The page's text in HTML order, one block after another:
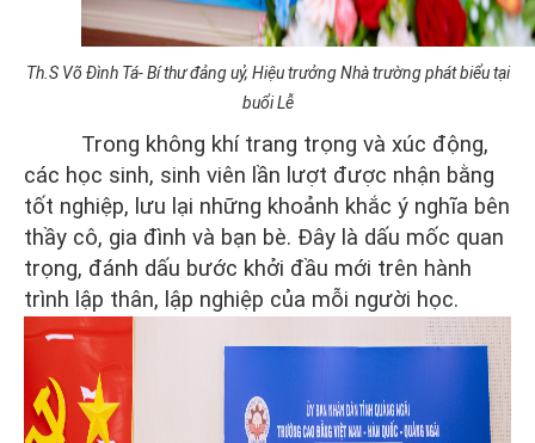
Th.S Võ Đình Tá- Bí thư đảng uỷ, Hiệu trưởng Nhà trường phát biểu tại
buổi Lễ
Trong không khí trang trọng và xúc động,
các học sinh, sinh viên lần lượt được nhận bằng
tốt nghiệp, lưu lại những khoảnh khắc ý nghĩa bên
thầy cô, gia đình và bạn bè. Đây là dấu mốc quan
trọng, đánh dấu bước khởi đầu mới trên hành
trình lập thân, lập nghiệp của mỗi người học.